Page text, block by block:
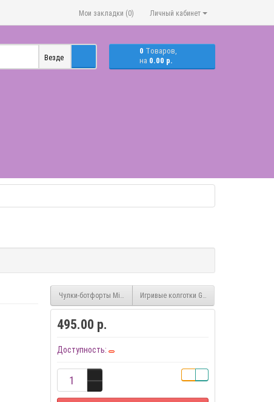
Личный кабинет
Мои закладки (0)
0 Tоваров,
на 0.00 р.
Везде
Чулки-ботфорты Microfibre ClassicИгривые колготки Giny в горошек
495.00 р.
Доступность: